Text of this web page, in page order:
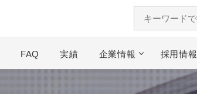
FAQ 実績 企業情報 採用情報